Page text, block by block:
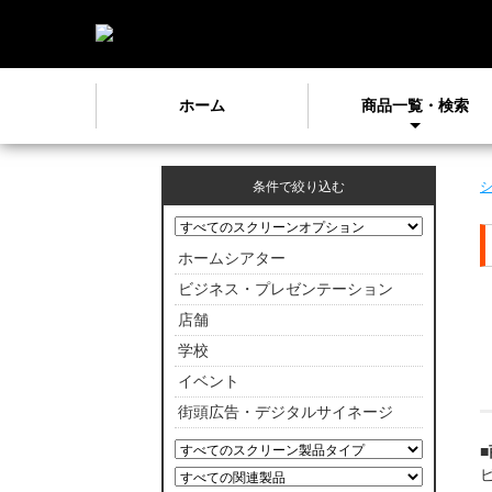
ホーム 商品一覧・検索
■
条件で絞り込む
ホームシアター
ビジネス・プレゼンテーション
店舗
学校
イベント
街頭広告・デジタルサイネージ